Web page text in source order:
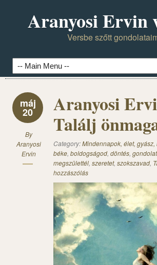
Aranyosi Ervin
Versbe szőtt
máj
20
By
Aranyosi
Ervin
Aranyosi
Találj
Category:Mindennapok, élet, gyász,
béke, boldogságod, döntés,
megszülettél, szeretet, szokszavad,
hozzászólás